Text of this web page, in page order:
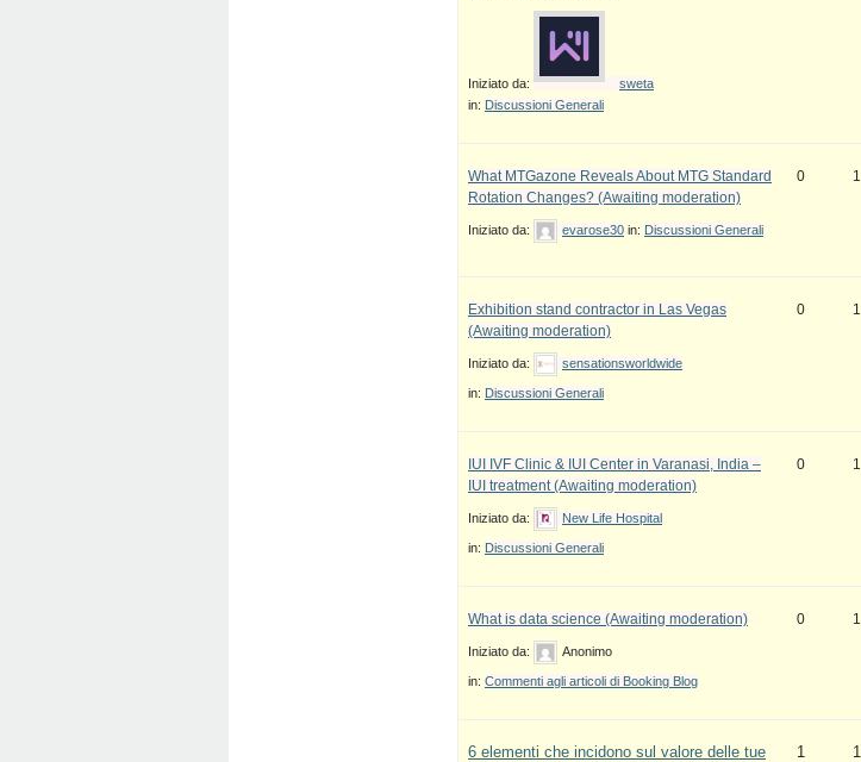
Iniziato da:
sweta
in: Discussioni Generali
What MTGazone Reveals About MTG Standard
Rotation Changes? (Awaiting moderation)
Iniziato da: evarose30 in: Discussioni Generali
0 1
Exhibition stand contractor in Las Vegas
(Awaiting moderation)
Iniziato da: sensationsworldwide
in: Discussioni Generali
0 1
IUI IVF Clinic & IUI Center in Varanasi, India –
IUI treatment (Awaiting moderation)
Iniziato da: New Life Hospital
in: Discussioni Generali
0 1
What is data science (Awaiting moderation)
Iniziato da: Anonimo
in: Commenti agli articoli di Booking Blog
0 1
6 elementi che incidono sul valore delle tue
1 1